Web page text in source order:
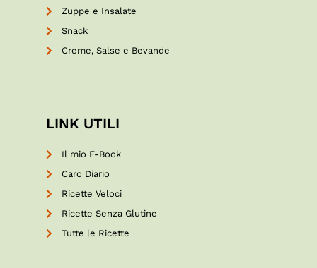
Zuppe e Insalate
Snack
Creme, Salse e Bevande
LINK UTILI
Il mio E-Book
Caro Diario
Ricette Veloci
Ricette Senza Glutine
Tutte le Ricette